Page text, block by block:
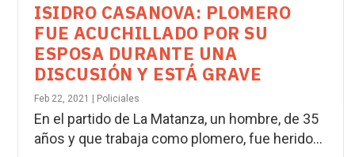
ISIDRO CASANOVA: PLOMERO
FUE ACUCHILLADO POR SU
ESPOSA DURANTE UNA
DISCUSIÓN Y ESTÁ GRAVE
Feb 22, 2021 Policiales
En el partido de La Matanza, un hombre, de 35
años y que trabaja como plomero, fue herido...